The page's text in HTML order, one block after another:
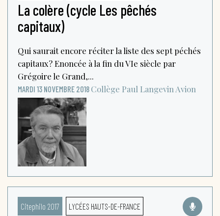
La colère (cycle Les pêchés
capitaux)
Qui saurait encore réciter la liste des sept péchés
capitaux? Enoncée à la fin du VIe siècle par
Grégoire le Grand,...
MARDI 13 NOVEMBRE 2018 Collège Paul Langevin Avion
Citephilo 2017 LYCÉES HAUTS-DE-FRANCE